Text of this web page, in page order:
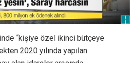
“kişiye özel ikinci bütçeye
2020 yılında yapılan